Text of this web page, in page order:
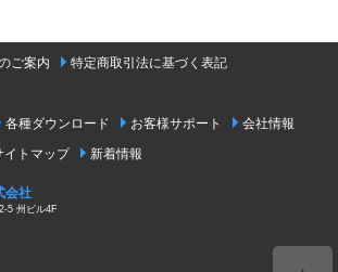
ご案内
特定商取引法に基づく表記
各種ダウンロード お客様サポート
会社情報
イトマップ 新着情報
会社
5 州ビル4F